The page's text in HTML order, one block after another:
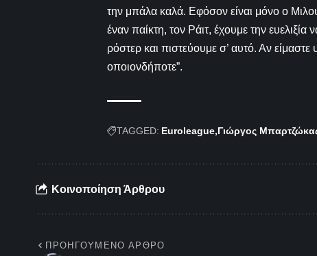
την μπάλα καλά. Εφόσον είναι μόνο ο
έναν παίκτη, τον Ράιτ, έχουμε την
ρόστερ και πιστεύουμε σ’ αυτό. Αν είμαστε
οποιονδήποτε”.
TAGGED: Euroleague Γιώργος
Κοινοποίηση Άρθρου
ΠΡΟΗΓΟΎΜΕΝΟ ΆΡΘΡΟ